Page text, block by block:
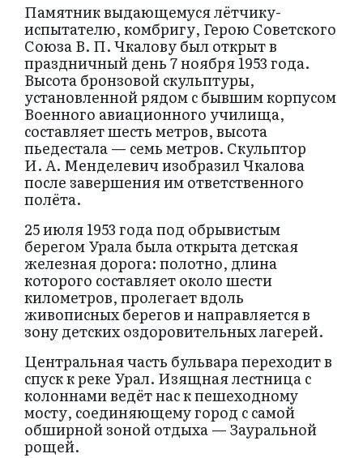
Памятник выдающемуся лётчику-
испытателю, комбригу, Герою Советского
Союза В. П. Чкалову был открыт в
праздничный день 7 ноября 1953 года.
Высота бронзовой скульптуры,
установленной рядом с бывшим корпусом
Военного авиационного училища,
составляет шесть метров, высота
пьедестала — семь метров. Скульптор
И. А. Менделевич изобразил Чкалова
после завершения им ответственного
полёта.
25 июля 1953 года под обрывистым
берегом Урала была открыта детская
железная дорога: полотно, длина
которого составляет около шести
километров, пролегает вдоль
живописных берегов и направляется в
зону детских оздоровительных лагерей.
Центральная часть бульвара переходит в
спуск к реке Урал. Изящная лестница с
колоннами ведёт нас к пешеходному
мосту, соединяющему город с самой
обширной зоной отдыха — Зауральной
рощей.